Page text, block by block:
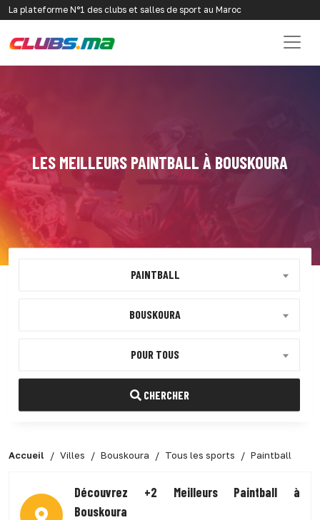
La plateforme N°1 des clubs et salles de sport au Maroc
LES MEILLEURS PAINTBALL À BOUSKOURA
PAINTBALL
BOUSKOURA
POUR TOUS
CHERCHER
Accueil Villes Bouskoura Tous les sports Paintball
Découvrez +2 Meilleurs Paintball à
Bouskoura